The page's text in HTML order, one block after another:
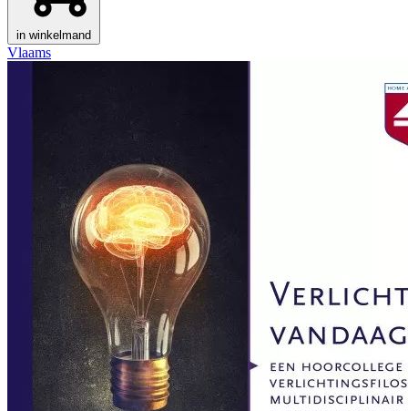
in winkelmand
Vlaams